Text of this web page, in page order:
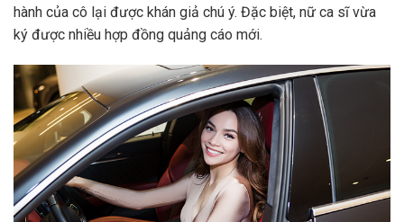
hành của cô lại được khán giả chú ý. Đặc biệt, nữ ca sĩ vừa
ký được nhiều hợp đồng quảng cáo mới.